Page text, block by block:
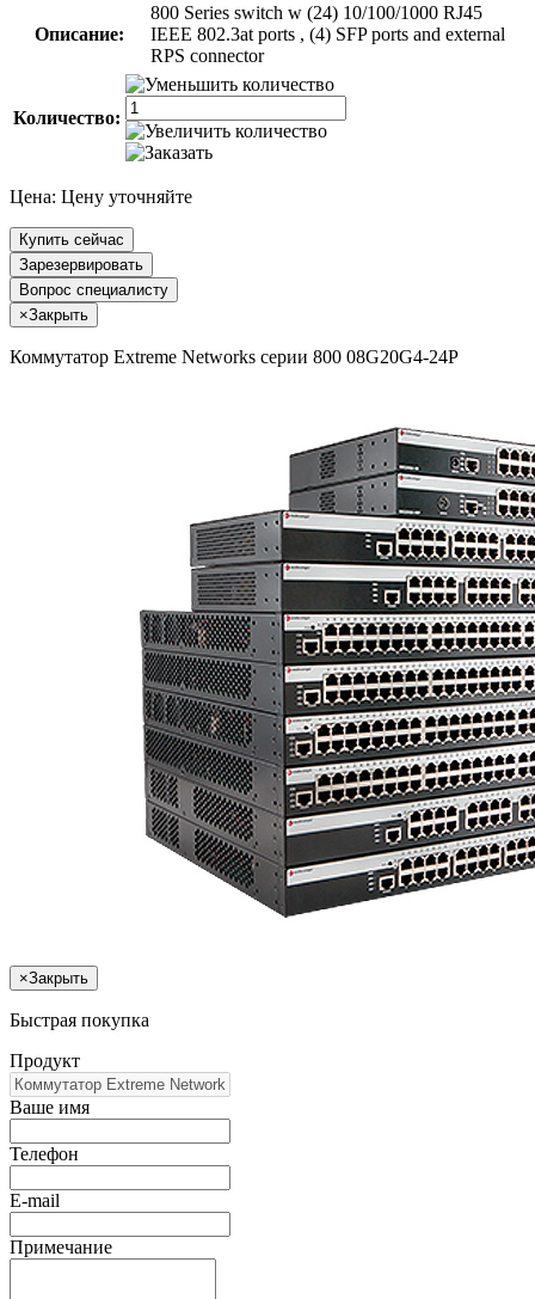
Описание:
800 Series switch w (24) 10/100/1000 RJ45
IEEE 802.3at ports , (4) SFP ports and external
RPS connector
Количество:
Цена: Цену уточняйте
Купить сейчас
Зарезервировать
Вопрос специалисту
×Закрыть
Коммутатор Extreme Networks серии 800 08G20G4-24P
×Закрыть
Быстрая покупка
Продукт
Ваше имя
Телефон
E-mail
Примечание